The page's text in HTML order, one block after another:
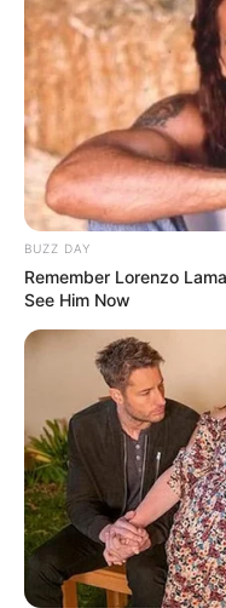
10 Desain Kanopi
Tidur, Serasa
Kamar Raja
Tampil Lebih
Hasil Renovasi
90 Tahun
BUZZ DAY
Remember Lorenzo
See Him Now